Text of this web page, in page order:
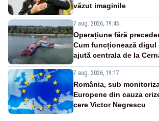
văzut imaginile
7 aug. 2026, 19:45
Operațiune fără
Cum funcționează digul
ajută centrala de la
7 aug. 2026, 19:17
România, sub
Europene din cauza
cere Victor Negrescu